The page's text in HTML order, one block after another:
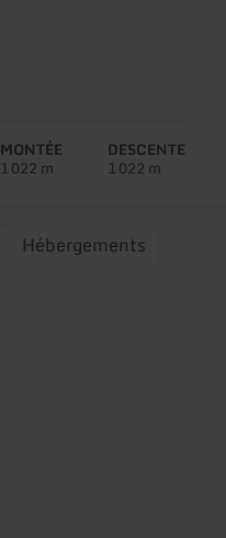
MONTÉE
1 022 m
DESCENTE
1 022 m
Hébergements